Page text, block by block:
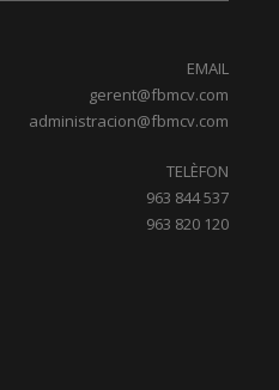
EMAIL
gerent@fbmcv.com
administracion@fbmcv.com
TELÈFON
963 844 537
963 820 120